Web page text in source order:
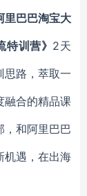
里巴巴淘宝大
训营》 2天
思路，萃取一
融合的精品课
，和阿里巴巴
机遇，在出海